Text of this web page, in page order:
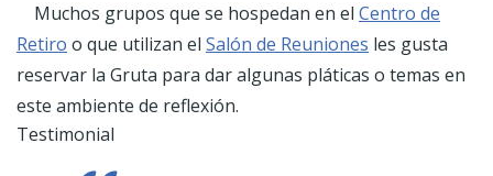
Muchos grupos que se hospedan en el Centro de
Retiro o que utilizan el Salón de Reuniones les gusta
reservar la Gruta para dar algunas pláticas o temas en
este ambiente de reflexión.
Testimonial